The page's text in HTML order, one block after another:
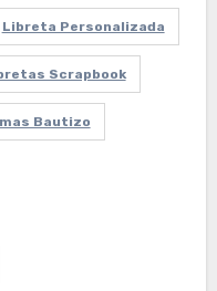
Libreta Personalizada
Scrapbook
Bautizo